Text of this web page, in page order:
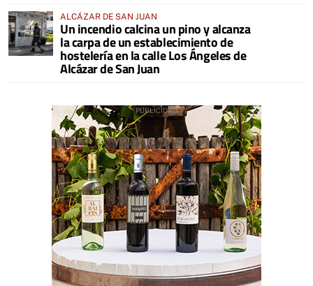
ALCÁZAR DE SAN JUAN
Un incendio calcina un pino y alcanza
la carpa de un establecimiento de
hostelería en la calle Los Ángeles de
Alcázar de San Juan